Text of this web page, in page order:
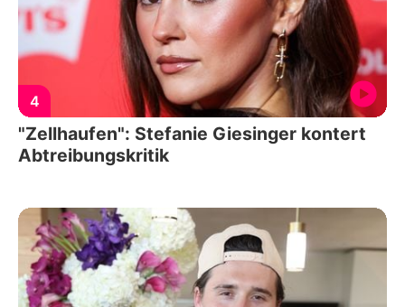
4
"Zellhaufen": Stefanie Giesinger kontert
Abtreibungskritik